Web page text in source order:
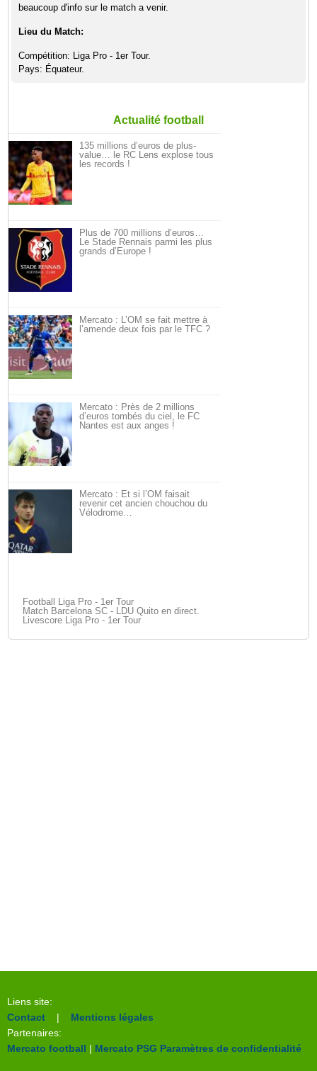
beaucoup d'info sur le match a venir.
Lieu du Match:
Compétition: Liga Pro - 1er Tour.
Pays: Équateur.
Actualité football
135 millions d’euros de plus-
value… le RC Lens explose tous
les records !
Plus de 700 millions d’euros…
Le Stade Rennais parmi les plus
grands d’Europe !
Mercato : L’OM se fait mettre à
l’amende deux fois par le TFC ?
Mercato : Près de 2 millions
d’euros tombés du ciel, le FC
Nantes est aux anges !
Mercato : Et si l’OM faisait
revenir cet ancien chouchou du
Vélodrome…
Football Liga Pro - 1er Tour
Match Barcelona SC - LDU Quito en direct.
Livescore Liga Pro - 1er Tour
Liens site:
Contact | Mentions légales
Partenaires:
Mercato football | Mercato PSG Paramètres de confidentialité